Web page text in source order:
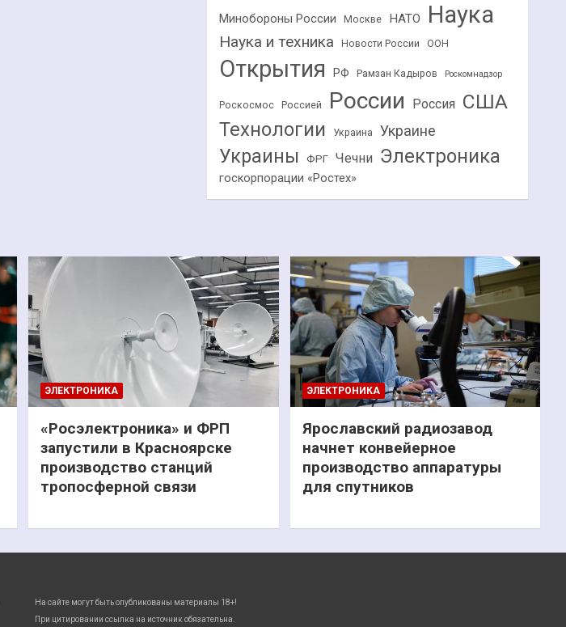
Минобороны России Москве НАТО Наука
Наука и техника Новости России ООН
Открытия РФ Рамзан Кадыров Роскомнадзор
Роскосмос Россией России Россия США
Технологии Украина Украине
Украины ФРГ Чечни Электроника
госкорпорации «Ростех»
ЭЛЕКТРОНИКА
«Росэлектроника» и ФРП
запустили в Красноярске
производство станций
тропосферной связи
ЭЛЕКТРОНИКА
Ярославский радиозавод
начнет конвейерное
производство аппаратуры
для спутников
На сайте могут быть опубликованы материалы 18+!
При цитировании ссылка на источник обязательна.